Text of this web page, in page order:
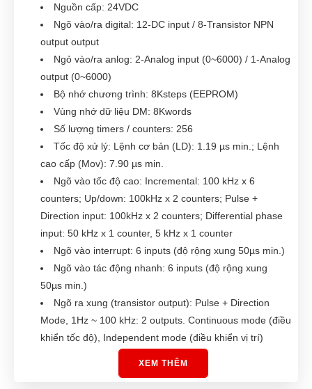
Nguồn cấp: 24VDC
Ngõ vào/ra digital: 12-DC input / 8-Transistor NPN
output output
Ngỏ vào/ra anlog: 2-Analog input (0~6000) / 1-Analog
output (0~6000)
Bộ nhớ chương trình: 8Ksteps (EEPROM)
Vùng nhớ dữ liệu DM: 8Kwords
Số lượng timers / counters: 256
Tốc độ xử l‎ý: Lệnh cơ bản (LD): 1.19 µs min.; Lệnh
cao cấp (Mov): 7.90 µs min.
Ngõ vào tốc độ cao: Incremental: 100 kHz x 6
counters; Up/down: 100kHz x 2 counters; Pulse +
Direction input: 100kHz x 2 counters; Differential phase
input: 50 kHz x 1 counter, 5 kHz x 1 counter
Ngõ vào interrupt: 6 inputs (độ rộng xung 50µs min.)
Ngõ vào tác động nhanh: 6 inputs (độ rộng xung
50µs min.)
Ngõ ra xung (transistor output): Pulse + Direction
Mode, 1Hz ~ 100 kHz: 2 outputs. Continuous mode (điều
khiển tốc độ), Independent mode (điều khiển vị trí)
Trang bị sẵn cổng USB 2.0 kết nối máy tính
Có thể mở rộng thêm cổng truyền thông RS232C
XEM THÊM